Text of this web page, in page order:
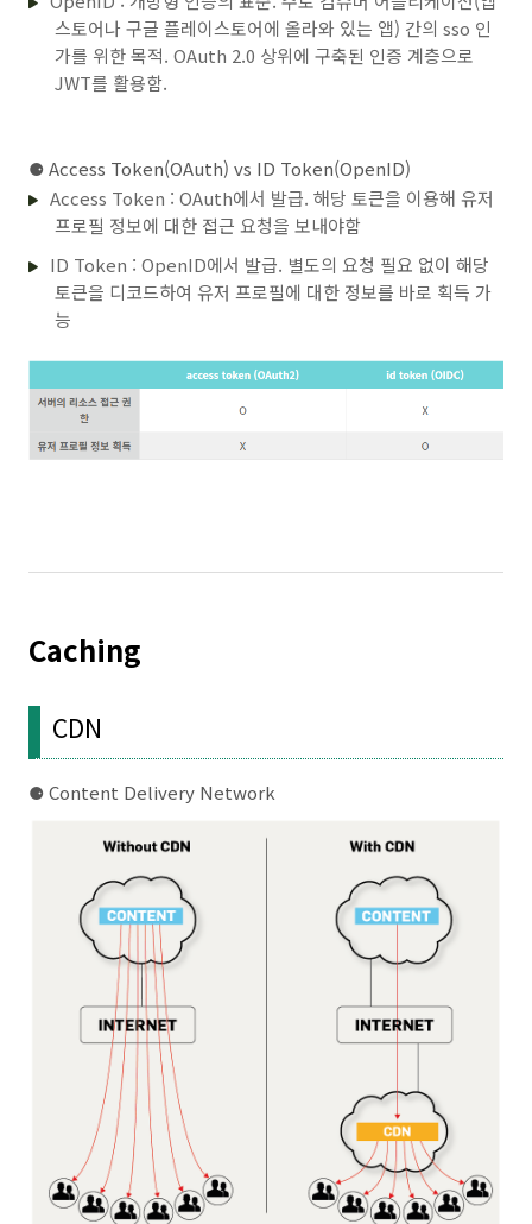
스토어나 구글 플레이스토어에 올라와 있는 앱) 간의 sso 인
가를 위한 목적. OAuth 2.0 상위에 구축된 인증 계층으로
JWT를 활용함.
⚈Access Token(OAuth) vs ID Token(OpenID)
Access Token : OAuth에서 발급. 해당 토큰을 이용해 유저
프로필 정보에 대한 접근 요청을 보내야함
ID Token : OpenID에서 발급. 별도의 요청 필요 없이 해당
토큰을 디코드하여 유저 프로필에 대한 정보를 바로 획득 가
능
Caching
CDN
⚈ Content Delivery Network